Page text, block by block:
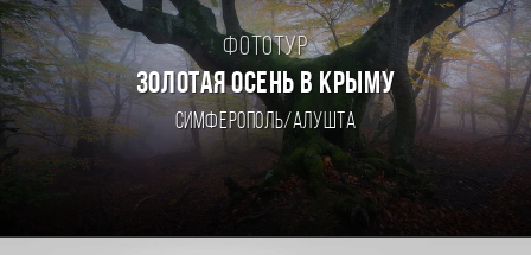
Фототур
ЗОЛОТАЯ ОСЕНЬ В КРЫМУ
Симферополь/Алушта